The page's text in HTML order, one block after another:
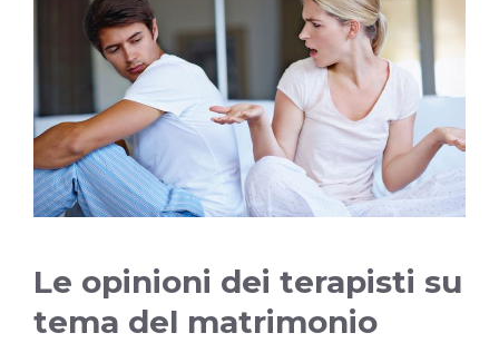
Le opinioni dei terapisti su
tema del matrimonio